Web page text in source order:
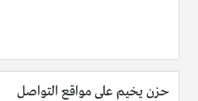
حزن يخيم على مواقع التواصل